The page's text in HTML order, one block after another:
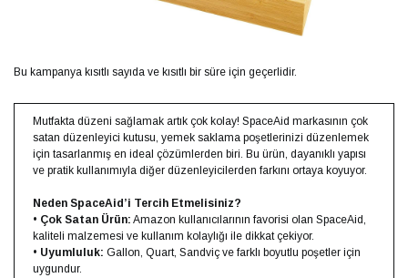
Bu kampanya kısıtlı sayıda ve kısıtlı bir süre için geçerlidir.
Mutfakta düzeni sağlamak artık çok kolay! SpaceAid markasının çok
satan düzenleyici kutusu, yemek saklama poşetlerinizi düzenlemek
için tasarlanmış en ideal çözümlerden biri. Bu ürün, dayanıklı yapısı
ve pratik kullanımıyla diğer düzenleyicilerden farkını ortaya koyuyor.
Neden SpaceAid’i Tercih Etmelisiniz?
• Çok Satan Ürün: Amazon kullanıcılarının favorisi olan SpaceAid,
kaliteli malzemesi ve kullanım kolaylığı ile dikkat çekiyor.
• Uyumluluk: Gallon, Quart, Sandviç ve farklı boyutlu poşetler için
uygundur.